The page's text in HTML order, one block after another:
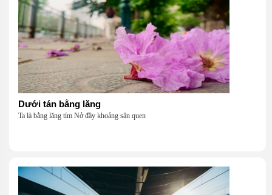
Dưới tán bằng lăng
Ta là bằng lăng tím Nở đầy khoảng sân quen